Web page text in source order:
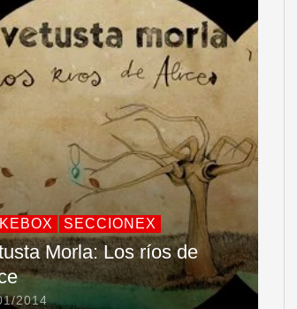
SECCIONEX
Morla: Los ríos de
2014